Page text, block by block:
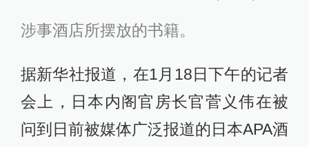
涉事酒店所摆放的书籍。
据新华社报道，在1月18日下午的记者
会上，日本内阁官房长官菅义伟在被
问到日前被媒体广泛报道的日本APA酒